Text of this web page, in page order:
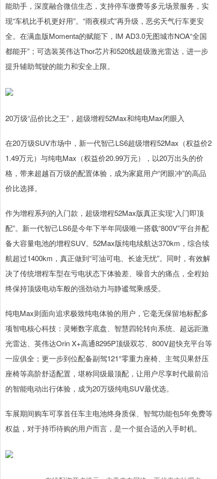
能助手，深度融合微信生态，支持停车缴费等多元场景服务，实
现“车机比手机更好用”。“雨夜模式”再升级，恶劣天气行车更安
全。在满血版Momenta的赋能下，IM AD3.0无图城市NOA“全国
都能开”；可选装英伟达Thor芯片和520线超级激光雷达，进一步
提升辅助驾驶的能力和安全上限。
20万级“品价比之王”，超级增程52Max和纯电Max闭眼入
在20万级SUV市场中，新一代智己LS6超级增程52Max（权益价2
1.49万元）与纯电Max（权益价20.99万元），以20万出头的价
格，带来超越百万级的配置体验，成为家庭用户“闭眼冲”的高品
价比选择。
作为增程系列的入门款，超级增程52Max版真正实现“入门即顶
配”。新一代智己LS6是今年下半年同级唯一搭载“800V”平台并配
备大容量电池的增程SUV。52Max版纯电续航达370km，综合续
航超过1400km，真正做到“可油可电、长途无忧”。同时，有效解
决了传统增程车型在亏电状态下体验差、噪音大的痛点，全程始
终保持顶级电动车般的强劲动力与静谧驾乘感受。
纯电Max则面向追求极致纯电体验的用户，它毫无保留地标配多
项智电核心科技：灵蜥数字底盘、智慧四轮转向系统、超远距激
光雷达、英伟达Orin X+高通8295P顶级双芯、800V超快充平台等
一应俱全；更一步到位配备副驾121°零重力座椅、主驾贝果舒压
座椅等高阶舒适配置，堪称同级最顶配，让用户尽享时代最前沿
的智能电动出行体验，成为20万级纯电SUV最优选。
车展期间购车可享首任车主电池终身质保、智驾功能包5年免费等
权益，对于持币待购的用户而言，是一个挺合适的入手时机。